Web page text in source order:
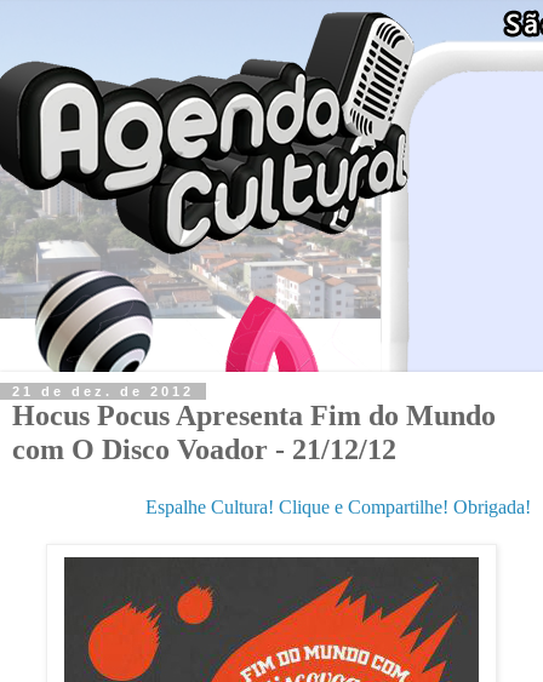
21 de dez. de 2012
Hocus Pocus Apresenta Fim do Mundo
com O Disco Voador - 21/12/12
Espalhe Cultura! Clique e Compartilhe! Obrigada!